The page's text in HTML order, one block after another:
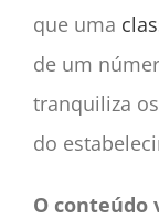
que uma
de um
tranquiliza
do
O conteúdo